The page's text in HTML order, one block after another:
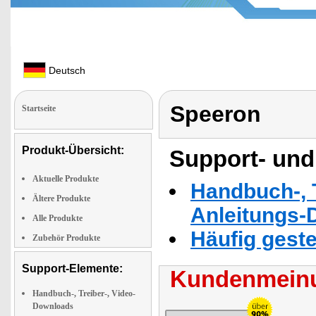
Deutsch
Startseite
Produkt-Übersicht:
Aktuelle Produkte
Ältere Produkte
Alle Produkte
Zubehör Produkte
Support-Elemente:
Handbuch-, Treiber-, Video-
Downloads
Speeron
Support-
Handbuch-,
Anleitungs-
Häufig